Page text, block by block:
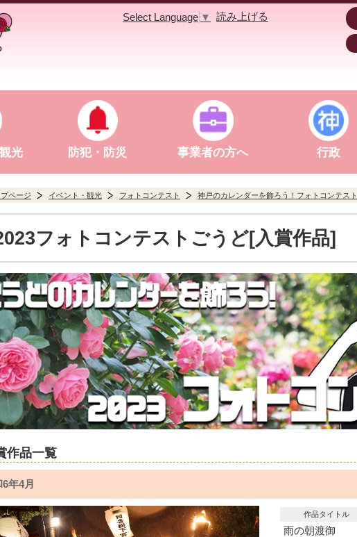
Select Language ▼ 読み上げる
光 防犯・防災 事業者の方へ 行政
ページ イベント・観光 フォトコンテスト 神戸のカレンダーを飾ろう！フォトコンテスト
フォトコンテストごうど[入賞作品]
作品一覧
年4月
作品タイトル
雨の朝渡御